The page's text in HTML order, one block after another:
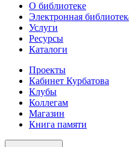
О библиотеке
Электронная
Услуги
Ресурсы
Каталоги
Проекты
Кабинет Курбатова
Клубы
Коллегам
Магазин
Книга памяти